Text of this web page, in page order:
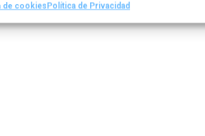
de cookiesPolítica de Privacidad
de boletines,Boletín 1